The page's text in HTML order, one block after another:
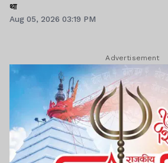
था
Aug 05, 2026 03:19 PM
Advertisement